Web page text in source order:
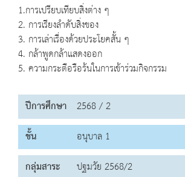
1.การเปรียบเทียบสิ่งต่าง ๆ
2. การเรียงลำดับสิ่งของ
3. การเล่าเรื่องด้วยประโยคสั้น ๆ
4. กล้าพูดกล้าแสดงออก
5. ความกระตือรือร้นในการเข้าร่วมกิจกรรม
ปีการศึกษา 2568 / 2
ชั้น
อนุบาล 1
กลุ่มสาระ
ปฐมวัย 2568/2